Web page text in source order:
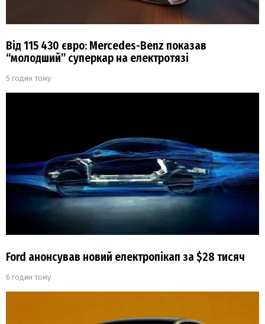
Від 115 430 євро: Mercedes-Benz показав
“молодший” суперкар на електротязі
5 годин тому
Ford анонсував новий електропікап за $28 тисяч
6 годин тому